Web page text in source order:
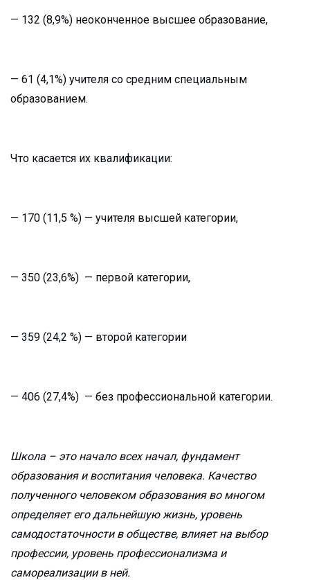
— 132 (8,9%) неоконченное высшее образование,
— 61 (4,1%) учителя со средним специальным
образованием.
Что касается их квалификации:
— 170 (11,5 %) — учителя высшей категории,
— 350 (23,6%) — первой категории,
— 359 (24,2 %) — второй категории
— 406 (27,4%) — без профессиональной категории.
Школа – это начало всех начал, фундамент
образования и воспитания человека. Качество
полученного человеком образования во многом
определяет его дальнейшую жизнь, уровень
самодостаточности в обществе, влияет на выбор
профессии, уровень профессионализма и
самореализации в ней.